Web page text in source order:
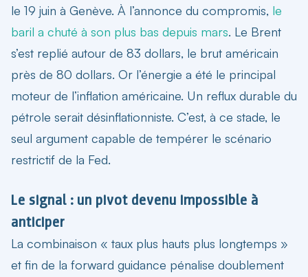
le 19 juin à Genève. À l’annonce du compromis, le
baril a chuté à son plus bas depuis mars. Le Brent
s’est replié autour de 83 dollars, le brut américain
près de 80 dollars. Or l’énergie a été le principal
moteur de l’inflation américaine. Un reflux durable du
pétrole serait désinflationniste. C’est, à ce stade, le
seul argument capable de tempérer le scénario
restrictif de la Fed.
Le signal : un pivot devenu impossible à
anticiper
La combinaison « taux plus hauts plus longtemps »
et fin de la forward guidance pénalise doublement